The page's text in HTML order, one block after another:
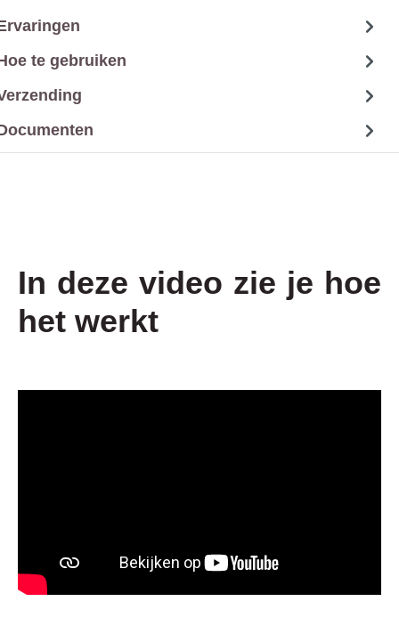
te gebruiken
In deze video zie je hoe
het werkt